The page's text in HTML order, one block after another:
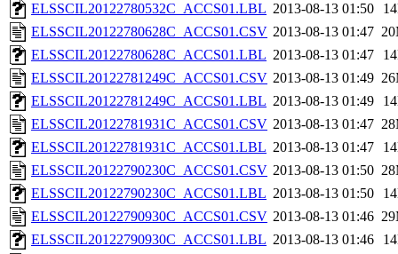
ELSSCIL20122780532C_ACCS01.LBL 2013-08-13 01:50
ELSSCIL20122780628C_ACCS01.CSV 2013-08-13 01:47
ELSSCIL20122780628C_ACCS01.LBL 2013-08-13 01:47
ELSSCIL20122781249C_ACCS01.CSV 2013-08-13 01:49
ELSSCIL20122781249C_ACCS01.LBL 2013-08-13 01:49
ELSSCIL20122781931C_ACCS01.CSV 2013-08-13 01:47
ELSSCIL20122781931C_ACCS01.LBL 2013-08-13 01:47
ELSSCIL20122790230C_ACCS01.CSV 2013-08-13 01:50
ELSSCIL20122790230C_ACCS01.LBL 2013-08-13 01:50
ELSSCIL20122790930C_ACCS01.CSV 2013-08-13 01:46
ELSSCIL20122790930C_ACCS01.LBL 2013-08-13 01:46